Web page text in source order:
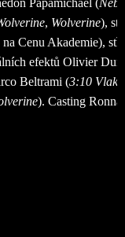
, Wolverine),
na Cenu Akademie),
efektů Olivier
Beltrami (3:10 Vlak
). Casting Ronna